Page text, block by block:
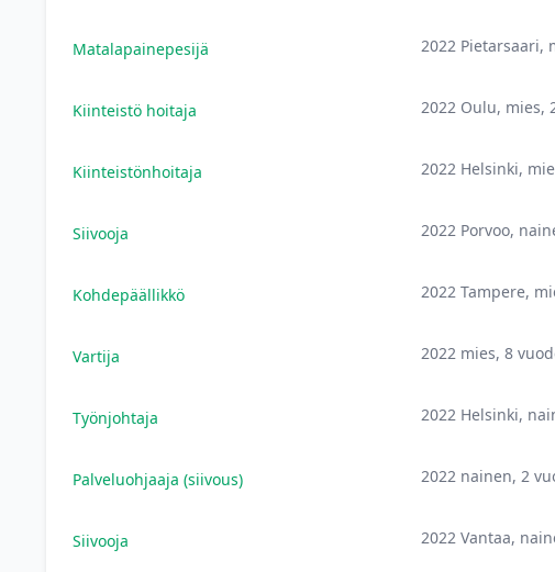
Matalapainepesijä 2022 Pietarsaari,
Kiinteistö hoitaja 2022 Oulu, mies,
Kiinteistönhoitaja 2022 Helsinki,
Siivooja 2022 Porvoo,
Kohdepäällikkö 2022 Tampere,
Vartija 2022 mies, 8
Työnjohtaja 2022 Helsinki,
Palveluohjaaja (siivous) 2022 nainen, 2
Siivooja 2022 Vantaa,